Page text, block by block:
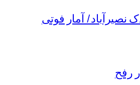
آمار فوتی
رفح